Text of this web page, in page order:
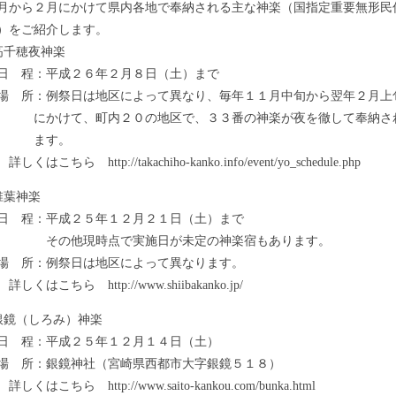
から２月にかけて県内各地で奉納される主な神楽（国指定重要無形民
をご紹介します。
穂夜神楽
平成２６年２月８日（土）まで
例祭日は地区によって異なり、毎年１１月中旬から翌年２月上
て、町内２０の地区で、３３番の神楽が夜を徹して奉納さ
。
はこちら http://takachiho-kanko.info/event/yo_schedule.php
神楽
平成２５年１２月２１日（土）まで
現時点で実施日が未定の神楽宿もあります。
例祭日は地区によって異なります。
はこちら http://www.shiibakanko.jp/
（しろみ）神楽
平成２５年１２月１４日（土）
銀鏡神社（宮崎県西都市大字銀鏡５１８）
はこちら http://www.saito-kankou.com/bunka.html